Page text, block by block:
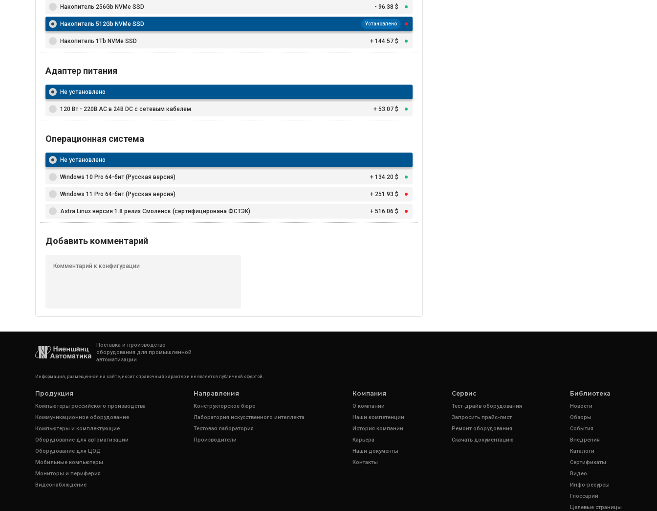
Накопитель 256Gb NVMe SSD - 96.38 $
Накопитель 512Gb NVMe SSD Установлено
Накопитель 1Tb NVMe SSD + 144.57 $
Адаптер питания
Не установлено
120 Вт - 220В AC в 24В DC с сетевым кабелем + 53.07 $
Операционная система
Не установлено
Windows 10 Pro 64-бит (Русская версия) + 134.20 $
Windows 11 Pro 64-бит (Русская версия) + 251.93 $
Astra Linux версия 1.8 релиз Смоленск (сертифицирована ФСТЭК) + 516.06 $
Добавить комментарий
Поставка и производство
оборудования для промышленной
автоматизации
Информация, размещенная на сайте, носит справочный характер и не является публичной офертой.
Продукция
Компьютеры российского производства
Коммуникационное оборудование
Компьютеры и комплектующие
Оборудование для автоматизации
Оборудование для ЦОД
Мобильные компьютеры
Мониторы и периферия
Видеонаблюдение
Направления
Конструкторское бюро
Лаборатория искусственного интеллекта
Тестовая лаборатория
Производители
Компания
О компании
Наши компетенции
История компании
Карьера
Наши документы
Контакты
Сервис
Тест-драйв оборудования
Запросить прайс-лист
Ремонт оборудования
Скачать документацию
Библиотека
Новости
Обзоры
События
Внедрения
Каталоги
Сертификаты
Видео
Инфо-ресурсы
Глоссарий
Целевые страницы